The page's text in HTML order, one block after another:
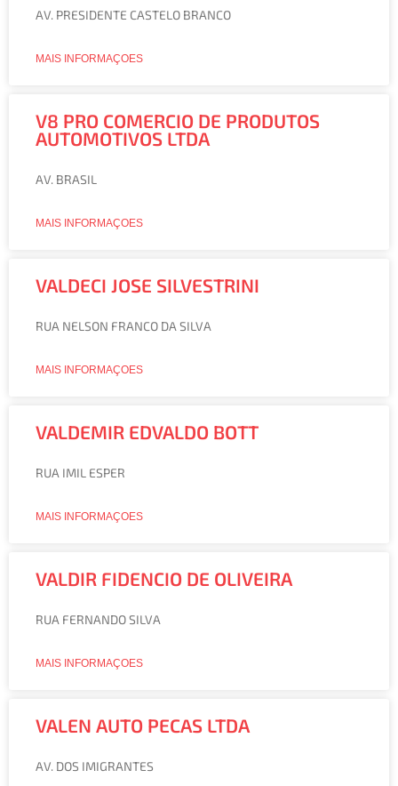
AV. PRESIDENTE CASTELO BRANCO
MAIS INFORMAÇOES
V8 PRO COMERCIO DE PRODUTOS
AUTOMOTIVOS LTDA
AV. BRASIL
MAIS INFORMAÇOES
VALDECI JOSE SILVESTRINI
RUA NELSON FRANCO DA SILVA
MAIS INFORMAÇOES
VALDEMIR EDVALDO BOTT
RUA IMIL ESPER
MAIS INFORMAÇOES
VALDIR FIDENCIO DE OLIVEIRA
RUA FERNANDO SILVA
MAIS INFORMAÇOES
VALEN AUTO PECAS LTDA
AV. DOS IMIGRANTES